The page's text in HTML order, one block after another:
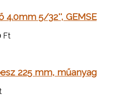
4.0mm 5/32'', GEMSE
Ft
225 mm, műanyag